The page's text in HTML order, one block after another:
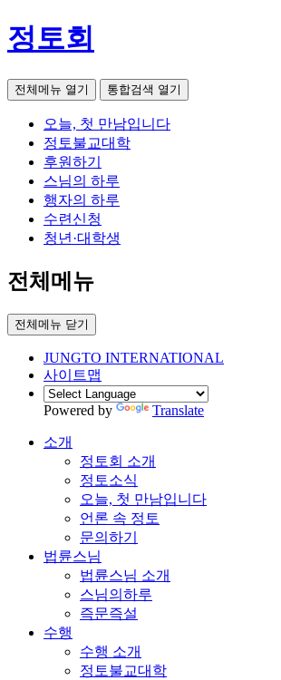
정토회
전체메뉴 열기 통합검색 열기
오늘, 첫 만남입니다
정토불교대학
후원하기
스님의 하루
행자의 하루
수련신청
청년·대학생
전체메뉴
전체메뉴 닫기
JUNGTO INTERNATIONAL
사이트맵
Powered by Translate
소개
정토회 소개
정토소식
오늘, 첫 만남입니다
언론 속 정토
문의하기
법륜스님
법륜스님 소개
스님의하루
즉문즉설
수행
수행 소개
정토불교대학